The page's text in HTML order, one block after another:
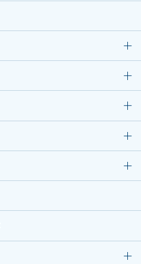
プラチナ
ブランドバッグ
切手
顕微鏡
エレキギター